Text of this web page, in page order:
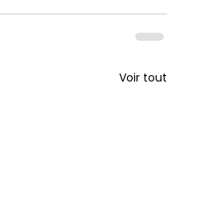
Voir tout